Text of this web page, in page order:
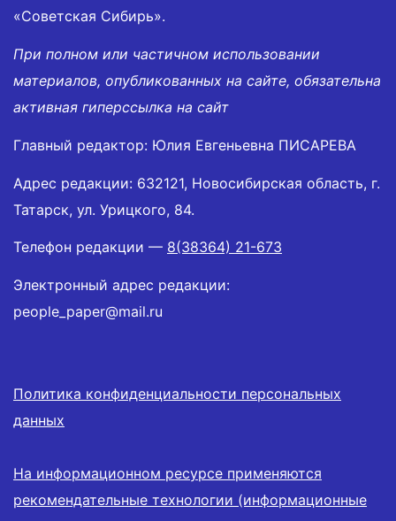
«Советская Сибирь».
При полном или частичном использовании
материалов, опубликованных на сайте, обязательна
активная гиперссылка на сайт
Главный редактор: Юлия Евгеньевна ПИСАРЕВА
Адрес редакции: 632121, Новосибирская область, г.
Татарск, ул. Урицкого, 84.
Телефон редакции — 8(38364) 21-673
Электронный адрес редакции:
people_paper@mail.ru
Политика конфиденциальности персональных
данных
На информационном ресурсе применяются
рекомендательные технологии (информационные